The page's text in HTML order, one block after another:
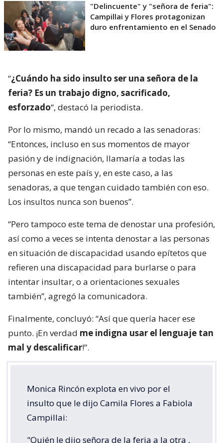
"Delincuente" y "señora de feria":
Campillai y Flores protagonizan
duro enfrentamiento en el Senado
“¿Cuándo ha sido insulto ser una señora de la
feria? Es un trabajo digno, sacrificado,
esforzado“, destacó la periodista.
Por lo mismo, mandó un recado a las senadoras:
“Entonces, incluso en sus momentos de mayor
pasión y de indignación, llamaría a todas las
personas en este país y, en este caso, a las
senadoras, a que tengan cuidado también con eso.
Los insultos nunca son buenos”.
“Pero tampoco este tema de denostar una profesión,
así como a veces se intenta denostar a las personas
en situación de discapacidad usando epítetos que
refieren una discapacidad para burlarse o para
intentar insultar, o a orientaciones sexuales
también”, agregó la comunicadora.
Finalmente, concluyó: “Así que quería hacer ese
punto. ¡En verdad me indigna usar el lenguaje tan
mal y descalificar!”.
Monica Rincón explota en vivo por el
insulto que le dijo Camila Flores a Fabiola
Campillai:
"Quién le dijo señora de la feria a la otra ,